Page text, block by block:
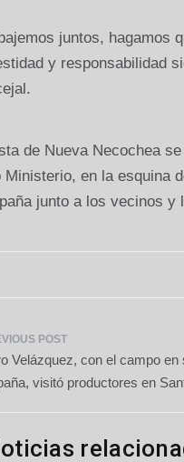
juntos, hagamos
y responsabilidad
de Nueva Necochea
Ministerio, en la esquina
junto a los vecinos y
Velázquez, con el campo en
visitó productores en